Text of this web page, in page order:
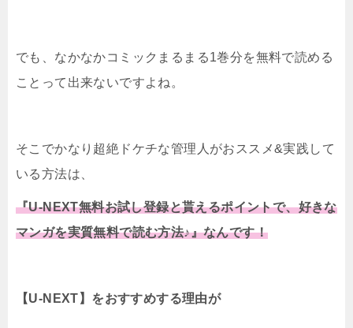
でも、なかなかコミックまるまる1巻分を無料で読める
ことって出来ないですよね。
そこでかなり超絶ドケチな管理人がおススメ&実践して
いる方法は、
『U-NEXT無料お試し登録と貰えるポイントで、好きな
マンガを実質無料で読む方法♪』なんです！
【U-NEXT】をおすすめする理由が